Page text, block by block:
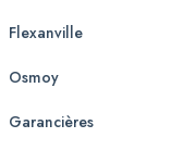
Flexanville
Osmoy
Garancières